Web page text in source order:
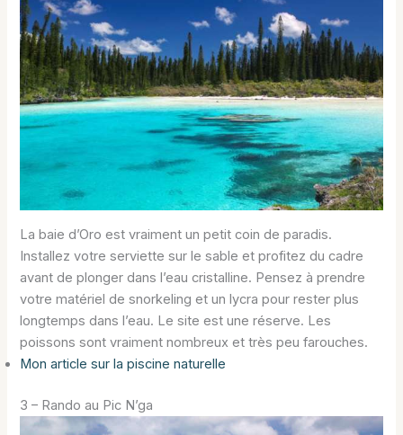
La baie d’Oro est vraiment un petit coin de paradis.
Installez votre serviette sur le sable et profitez du cadre
avant de plonger dans l’eau cristalline. Pensez à prendre
votre matériel de snorkeling et un lycra pour rester plus
longtemps dans l’eau. Le site est une réserve. Les
poissons sont vraiment nombreux et très peu farouches.
Mon article sur la piscine naturelle
3 – Rando au Pic N’ga